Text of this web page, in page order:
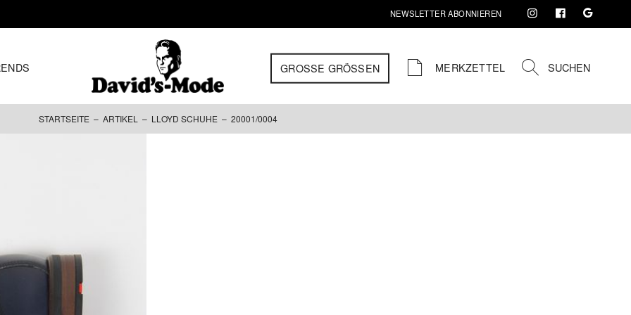
NEWSLETTER ABONNIEREN
GROSSE GRÖSSEN MERKZETTEL SUCHEN
STARTSEITE – ARTIKEL – LLOYD SCHUHE – 20001/0004